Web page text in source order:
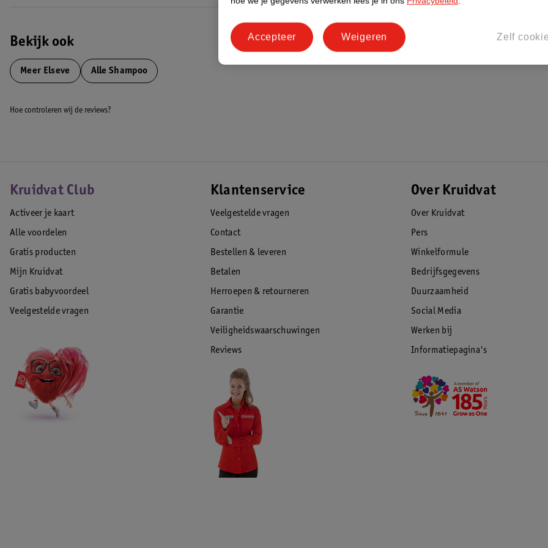
Bekijk ook
Meer Elseve Alle Shampoo
Hoe controleren wij de reviews?
Kruidvat Club
Activeer je kaart
Alle voordelen
Gratis producten
Mijn Kruidvat
Gratis babyvoordeel
Veelgestelde vragen
Klantenservice
Veelgestelde vragen
Contact
Bestellen & leveren
Betalen
Herroepen & retourneren
Garantie
Veiligheidswaarschuwingen
Reviews
Over Kruidvat
Over Kruidvat
Pers
Winkelformule
Bedrijfsgegevens
Duurzaamheid
Social Media
Werken bij
Informatiepagina's
Zelf
Weigeren
Accepteer